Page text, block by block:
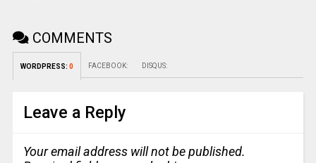
COMMENTS
WORDPRESS: 0 FACEBOOK: DISQUS:
Leave a Reply
Your email address will not be published.